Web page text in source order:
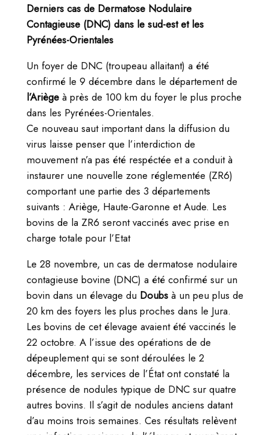
Derniers cas de Dermatose Nodulaire
Contagieuse (DNC) dans le sud-est et les
Pyrénées-Orientales
Un foyer de DNC (troupeau allaitant) a été
confirmé le 9 décembre dans le département de
l’Ariègeà près de 100 km du foyer le plus proche
dans les Pyrénées-Orientales.
Ce nouveau saut important dans la diffusion du
virus laisse penser que l’interdiction de
mouvement n’a pas été respéctée et a conduit à
instaurer une nouvelle zone réglementée (ZR6)
comportant une partie des 3 départements
suivants : Ariège, Haute-Garonne et Aude. Les
bovins de la ZR6 seront vaccinés avec prise en
charge totale pour l’Etat
Le 28 novembre, un cas de dermatose nodulaire
contagieuse bovine (DNC) a été confirmé sur un
bovin dans un élevage du Doubsà un peu plus de
20 km des foyers les plus proches dans le Jura.
Les bovins de cet élevage avaient été vaccinés le
22 octobre. A l’issue des opérations de de
dépeuplement qui se sont déroulées le 2
décembre, les services de l’État ont constaté la
présence de nodules typique de DNC sur quatre
autres bovins. Il s’agit de nodules anciens datant
d’au moins trois semaines. Ces résultats relèvent